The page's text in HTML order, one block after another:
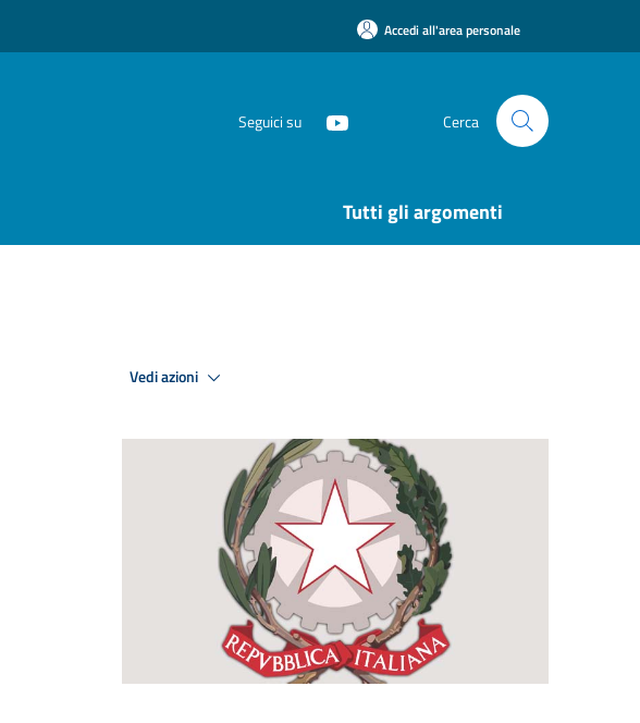
Accedi all'area personale
Seguici su Cerca
Tutti gli argomenti
Vedi azioni